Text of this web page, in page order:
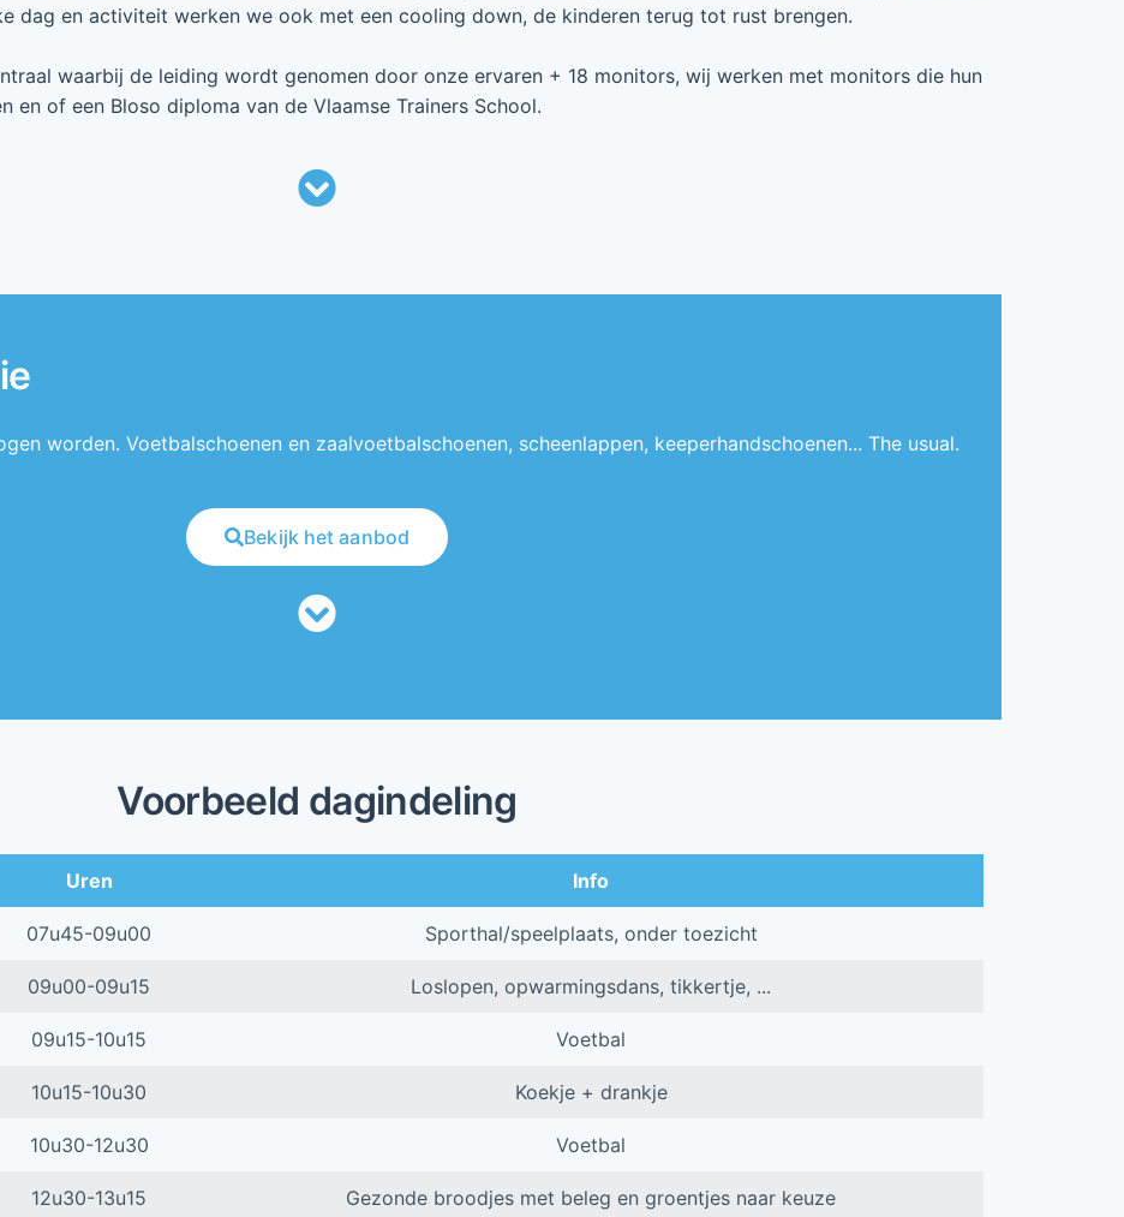
dag en activiteit werken we ook met een cooling down, de kinderen terug tot rust brengen.
waarbij de leiding wordt genomen door onze ervaren + 18 monitors, wij werken met monitors die hun
en of een Bloso diploma van de Vlaamse Trainers School.
worden. Voetbalschoenen en zaalvoetbalschoenen, scheenlappen, keeperhandschoenen... The usual.
Bekijk het aanbod
Voorbeeld dagindeling
Uren Info
07u45-09u00 Sporthal/speelplaats, onder toezicht
09u00-09u15 Loslopen, opwarmingsdans, tikkertje, ...
09u15-10u15 Voetbal
10u15-10u30 Koekje + drankje
10u30-12u30 Voetbal
12u30-13u15 Gezonde broodjes met beleg en groentjes naar keuze